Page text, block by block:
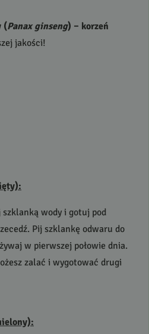
(Panax ginseng) – korzeń
jakości!
wody i gotuj pod
Pij szklankę odwaru do
w pierwszej połowie dnia.
zalać i wygotować drugi